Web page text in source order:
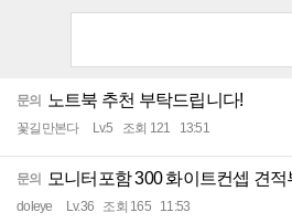
문의 노트북 추천 부탁드립니다!
꽃길만본다 Lv.5 조회 121 13:51
문의 모니터포함 300 화이트컨셉 견
doleye Lv.36 조회 165 11:53